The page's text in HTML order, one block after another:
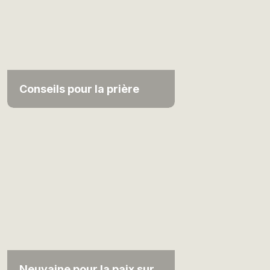
Conseils pour la prière